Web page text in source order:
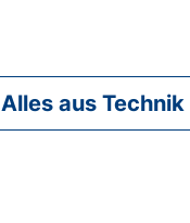
Alles aus Technik